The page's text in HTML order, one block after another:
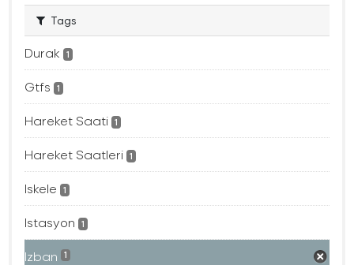
Tags
Durak 1
Gtfs 1
Hareket Saati 1
Hareket Saatleri 1
Iskele 1
Istasyon 1
Izban 1